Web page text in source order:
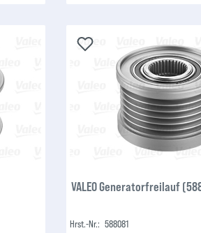
VALEO Generatorfreilauf
Hrst.-Nr.: 588081